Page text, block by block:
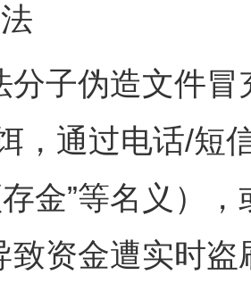
伪造文件冒充
，通过电话/短
存金”等名义）
致资金遭实时盗